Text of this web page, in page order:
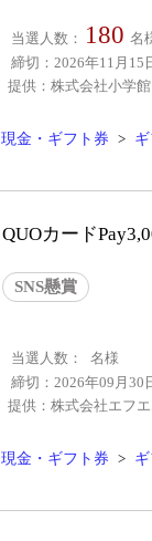
当選人数： 180 名
締切：2026年11月15
提供：株式会社小学館
現金・ギフト券 >
QUOカード
SNS懸賞
当選人数：
名様
締切：2026年09月30
提供：株式会社エフ
現金・ギフト券 >